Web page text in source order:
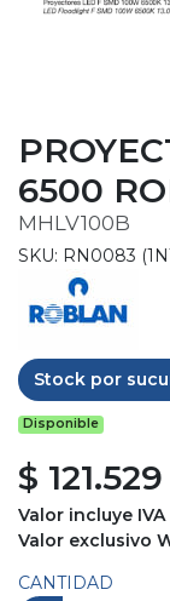
6500
MHLV100B
SKU: RN0083
Stock por
Disponible
$ 121.529
Valor incluye IVA
Valor exclusivo
CANTIDAD